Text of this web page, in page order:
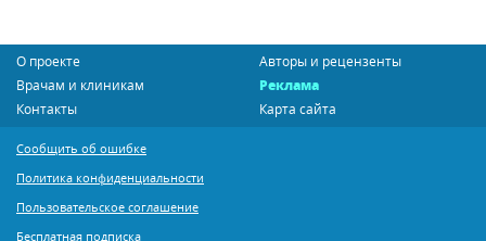
О проекте
Авторы и рецензенты
Врачам и клиникам
Реклама
Контакты
Карта сайта
Сообщить об ошибке
Политика конфиденциальности
Пользовательское соглашение
Бесплатная подписка